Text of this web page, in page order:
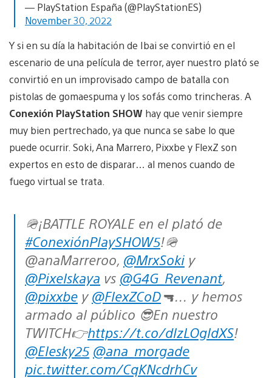
— PlayStation España (@PlayStationES)
November 30, 2022
Y si en su día la habitación de Ibai se convirtió en el
escenario de una película de terror, ayer nuestro plató se
convirtió en un improvisado campo de batalla con
pistolas de gomaespuma y los sofás como trincheras. A
Conexión PlayStation SHOW hay que venir siempre
muy bien pertrechado, ya que nunca se sabe lo que
puede ocurrir. Soki, Ana Marrero, Pixxbe y FlexZ son
expertos en esto de disparar… al menos cuando de
fuego virtual se trata.
🪖¡BATTLE ROYALE en el plató de
#ConexiónPlaySHOW5!🪖
@anaMarreroo, @MrxSoki y
@Pixelskaya vs @G4G_Revenant,
@pixxbe y @FlexZCoD🔫… y hemos
armado al público 😎En nuestro
TWITCH👉https://t.co/dlzLOgldXS!
@Elesky25 @ana_morgade
pic.twitter.com/CqKNcdrhCv